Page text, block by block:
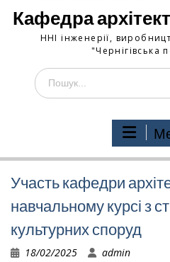
Кафедра
ННІ інженерії,
"Чернігівська
Шукати:
Участь кафедри
навчальному курсі з
культурних споруд
18/02/2025 admin